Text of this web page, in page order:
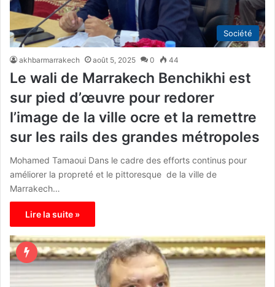
Société
akhbarmarrakech août 5, 2025 0 44
Le wali de Marrakech Benchikhi est
sur pied d’œuvre pour redorer
l’image de la ville ocre et la remettre
sur les rails des grandes métropoles
Mohamed Tamaoui Dans le cadre des efforts continus pour
améliorer la propreté et le pittoresque de la ville de
Marrakech…
Lire la suite »